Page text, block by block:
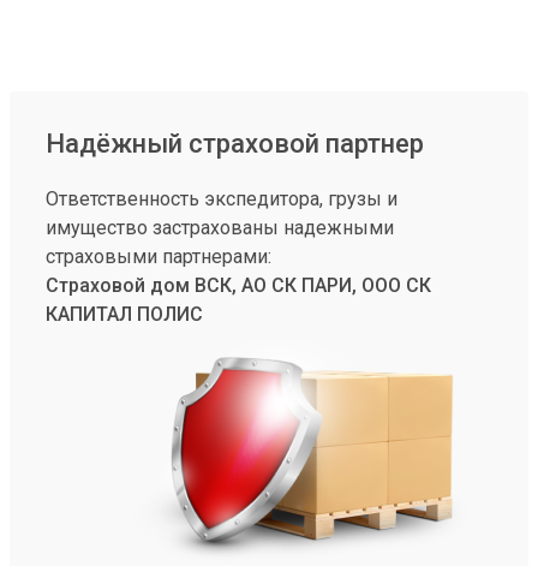
Надёжный страховой партнер
Ответственность экспедитора, грузы и
имущество застрахованы надежными
страховыми партнерами:
Страховой дом ВСК, АО СК ПАРИ, ООО СК
КАПИТАЛ ПОЛИС